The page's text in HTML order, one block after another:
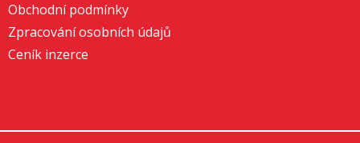
Obchodní podmínky
Zpracování osobních údajů
Ceník inzerce